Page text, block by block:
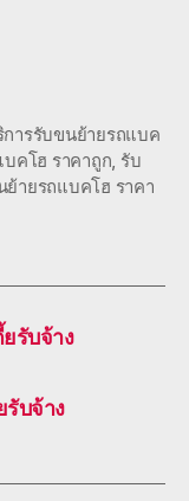
การรับขนย้ายรถแบค
บคโฮ ราคาถูก, รับ
ย้ายรถแบคโฮ ราคา
รับจ้าง
รับจ้าง